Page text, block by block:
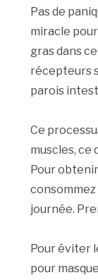
Pas de
miracle
gras dans
récepteurs
parois
Ce
muscles, ce
Pour
journée.
Pour éviter
pour